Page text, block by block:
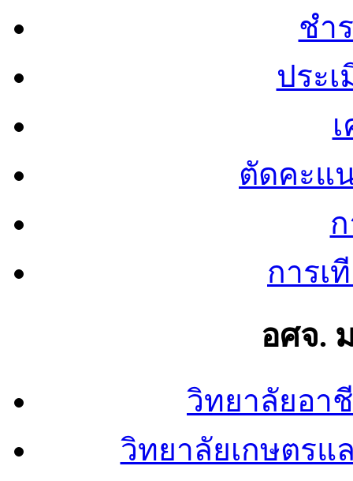
ชำ
ประ
ตัดคะแ
การเ
อศจ.
วิทยาลัยอา
วิทยาลัยเกษตรแ